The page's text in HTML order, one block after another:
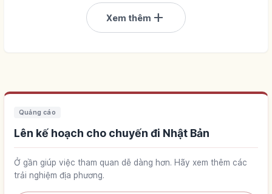
Xem thêm add
Quảng cáo
Lên kế hoạch cho chuyến đi Nhật Bản
Ở gần giúp việc tham quan dễ dàng hơn. Hãy xem thêm các
trải nghiệm địa phương.